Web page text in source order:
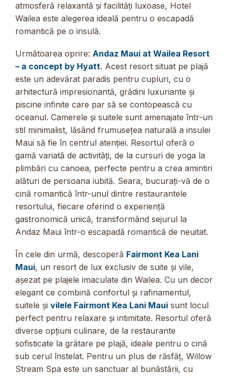
atmosferă relaxantă și facilități luxoase, Hotel
Wailea este alegerea ideală pentru o escapadă
romantică pe o insulă.
Următoarea oprire: Andaz Maui at Wailea Resort
– a concept by Hyatt. Acest resort situat pe plajă
este un adevărat paradis pentru cupluri, cu o
arhitectură impresionantă, grădini luxuriante și
piscine infinite care par să se contopească cu
oceanul. Camerele și suitele sunt amenajate într-un
stil minimalist, lăsând frumusețea naturală a insulei
Maui să fie în centrul atenției. Resortul oferă o
gamă variată de activități, de la cursuri de yoga la
plimbări cu canoea, perfecte pentru a crea amintiri
alături de persoana iubită. Seara, bucurați-vă de o
cină romantică într-unul dintre restaurantele
resortului, fiecare oferind o experiență
gastronomică unică, transformând sejurul la
Andaz Maui într-o escapadă romantică de neuitat.
În cele din urmă, descoperă Fairmont Kea Lani
Maui, un resort de lux exclusiv de suite și vile,
așezat pe plajele imaculate din Wailea. Cu un decor
elegant ce combină confortul și rafinamentul,
suitele și vilele Fairmont Kea Lani Maui sunt locul
perfect pentru relaxare și intimitate. Resortul oferă
diverse opțiuni culinare, de la restaurante
sofisticate la grătare pe plajă, ideale pentru o cină
sub cerul înstelat. Pentru un plus de răsfăț, Willow
Stream Spa este un sanctuar al bunăstării, cu